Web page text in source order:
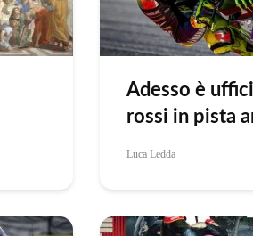
Adesso è
rossi in pista
Luca Ledda